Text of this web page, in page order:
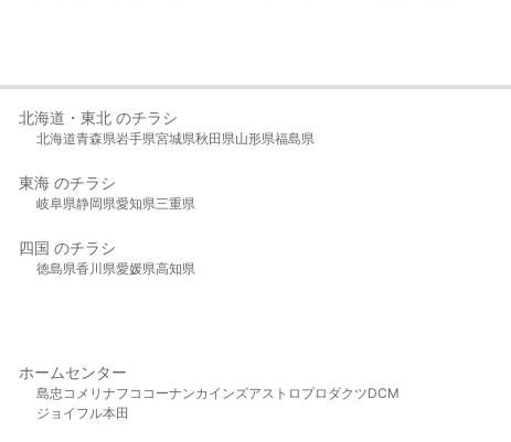
北海道・東北 のチラシ
北海道青森県岩手県宮城県秋田県山形県福島県
東海 のチラシ
岐阜県静岡県愛知県三重県
四国 のチラシ
徳島県香川県愛媛県高知県
ホームセンター
島忠 コメリ ナフコ コーナンカインズアストロプロダクツDCM
ジョイフル本田